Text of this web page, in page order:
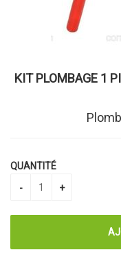
KIT PLOMBAGE 1
QUANTITÉ